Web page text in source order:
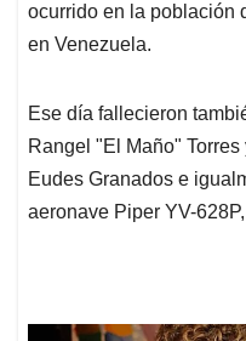
ocurrido en la población
en Venezuela.
Ese día fallecieron
Rangel "El Maño"
Eudes Granados e
aeronave Piper YV-